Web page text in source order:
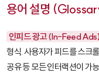
용어 설명
인피드 광고 (In-Feed Ads)
형식. 사용자가 피드를 스크
공유 등 모든 인터랙션이 가